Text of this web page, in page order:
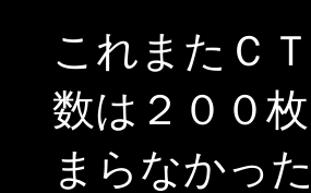
これまたＣ
数は２００
まらなかっ